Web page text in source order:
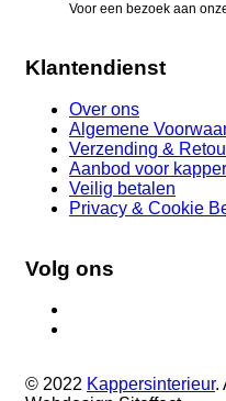
Voor een bezoek aan
Klantendienst
Over ons
Algemene
Verzending &
Aanbod voor
Veilig betalen
Privacy & Cookie
Volg ons
© 2022 Kappersinterieur.